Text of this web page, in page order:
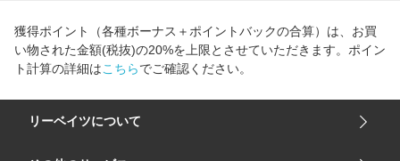
獲得ポイント（各種ボーナス＋ポイントバックの合算）は、お買
い物された金額(税抜)の20%を上限とさせていただきます。ポイン
ト計算の詳細はこちらでご確認ください。
リーベイツについて
会社概要